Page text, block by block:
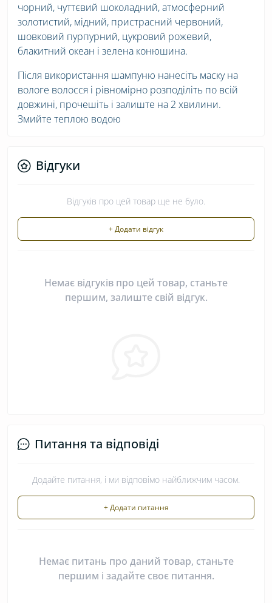
чорний, чуттєвий шоколадний, атмосферний
золотистий, мідний, пристрасний червоний,
шовковий пурпурний, цукровий рожевий,
блакитний океан і зелена конюшина.
Після використання шампуню нанесіть маску на
вологе волосся і рівномірно розподіліть по всій
довжині, прочешіть і залиште на 2 хвилини.
Змийте теплою водою
Відгуки
Відгуків про цей товар ще не було.
+ Додати відгук
Немає відгуків про цей товар, станьте
першим, залиште свій відгук.
Питання та відповіді
Додайте питання, і ми відповімо найближчим часом.
+ Додати питання
Немає питань про даний товар, станьте
першим і задайте своє питання.